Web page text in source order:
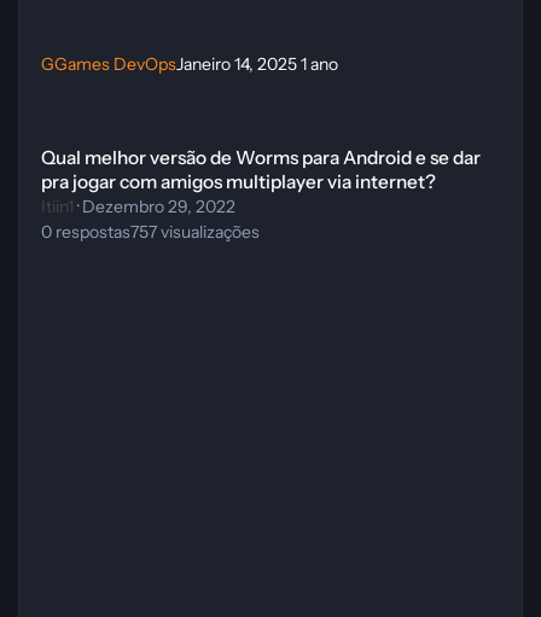
GGames DevOpsJaneiro 14, 20251 ano
Qual melhor versão de Worms para Android e se dar
pra jogar com amigos multiplayer via internet?
Itiin1 ·Dezembro 29, 2022
0 respostas757visualizações